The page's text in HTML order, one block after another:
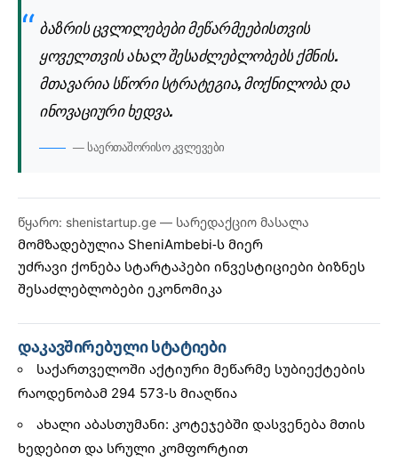
ბაზრის ცვლილებები მეწარმეებისთვის
ყოველთვის ახალ შესაძლებლობებს ქმნის.
მთავარია სწორი სტრატეგია, მოქნილობა და
ინოვაციური ხედვა.
— საერთაშორისო კვლევები
წყარო: shenistartup.ge — სარედაქციო მასალა
მომზადებულია SheniAmbebi-ს მიერ
უძრავი ქონება სტარტაპები ინვესტიციები ბიზნეს
შესაძლებლობები ეკონომიკა
დაკავშირებული სტატიები
საქართველოში აქტიური მეწარმე სუბიექტების
რაოდენობამ 294 573-ს მიაღწია
ახალი აბასთუმანი: კოტეჯებში დასვენება მთის
ხედებით და სრული კომფორტით